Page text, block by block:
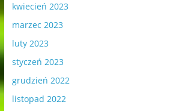
kwiecień 2023
marzec 2023
luty 2023
styczeń 2023
grudzień 2022
listopad 2022